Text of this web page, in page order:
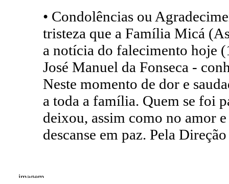
• Condolências ou
tristeza que a Família Micá
a notícia do falecimento hoje
José Manuel da Fonseca -
Neste momento de dor e
a toda a família. Quem se foi
deixou, assim como no amor
descanse em paz. Pela